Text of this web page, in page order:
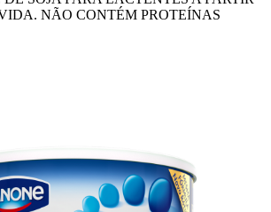
NÃO CONTÉM PROTEÍNAS